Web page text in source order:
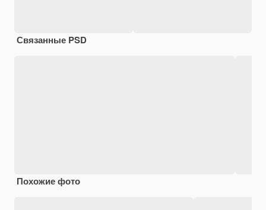
Связанные PSD
Похожие фото